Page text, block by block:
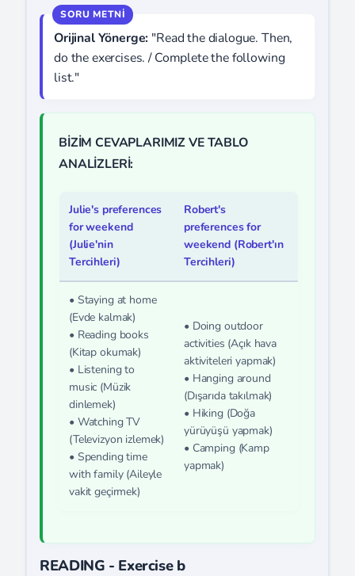
Orijinal Yönerge: "Read the dialogue. Then,
do the exercises. / Complete the following
list."
BİZİM CEVAPLARIMIZ VE TABLO
ANALİZLERİ:
Julie's preferences
for weekend
(Julie'nin
Tercihleri)
Robert's
preferences for
weekend (Robert'ın
Tercihleri)
• Staying at home
(Evde kalmak)
• Reading books
(Kitap okumak)
• Listening to
music (Müzik
dinlemek)
• Watching TV
(Televizyon izlemek)
• Spending time
with family (Aileyle
vakit geçirmek)
• Doing outdoor
activities (Açık hava
aktiviteleri yapmak)
• Hanging around
(Dışarıda takılmak)
• Hiking (Doğa
yürüyüşü yapmak)
• Camping (Kamp
yapmak)
READING - Exercise b